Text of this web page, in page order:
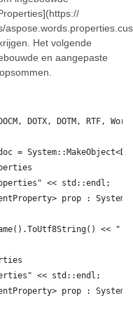
Het volgende
en aangepaste
DOTX, DOTM, RTF,
=
<< std::endl;
prop :
<< "
<< std::endl;
prop :